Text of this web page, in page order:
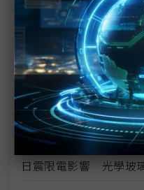
美軍核污處理部隊分
美汽車業：日震對銷售
1號機核心恐損毀70%
常嚴重
日本震災加劇亞洲通膨
日震限電影響 光學玻